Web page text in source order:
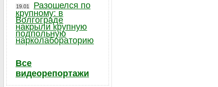
19.01
Разошелся по
крупному: в
Волгограде
накрыли крупную
подпольную
нарколабораторию
Все
видеорепортажи